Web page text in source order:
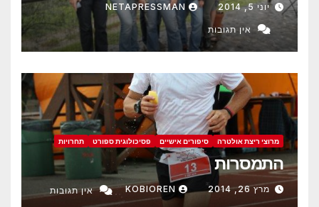
יוני 5, 2014 NETAPRESSMAN
אין תגובות
מרוצי ריצת אולטרה סיפורים אישיים פסיכולוגית ספורט תחרויות
התמסרות
מרץ 26, 2014 KOBIOREN אין תגובות